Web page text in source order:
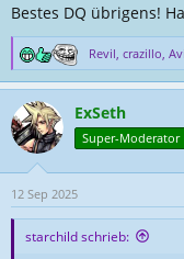
Bestes DQ übrigens!
R
e
k
t
i
o
n
e
Revil crazillo Avi
ExSeth
Super-Moderator
12 Sep 2025
starchild schrieb: